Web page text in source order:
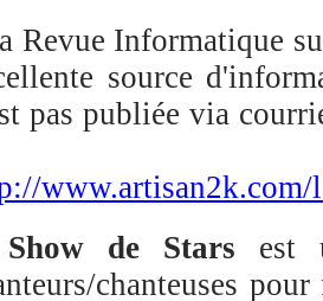
Revue Informatique
source
pas publiée via
Show de Stars est
chanteuses